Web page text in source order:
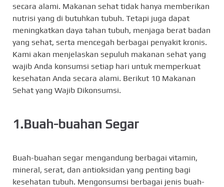
secara alami. Makanan sehat tidak hanya memberikan
nutrisi yang di butuhkan tubuh. Tetapi juga dapat
meningkatkan daya tahan tubuh, menjaga berat badan
yang sehat, serta mencegah berbagai penyakit kronis.
Kami akan menjelaskan sepuluh makanan sehat yang
wajib Anda konsumsi setiap hari untuk memperkuat
kesehatan Anda secara alami. Berikut 10 Makanan
Sehat yang Wajib Dikonsumsi.
1.Buah-buahan Segar
Buah-buahan segar mengandung berbagai vitamin,
mineral, serat, dan antioksidan yang penting bagi
kesehatan tubuh. Mengonsumsi berbagai jenis buah-